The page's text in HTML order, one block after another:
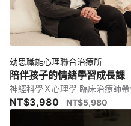
幼思職能心理聯合治療所
陪伴孩子的情緒學習成長課
神經科學Ｘ心理學 臨床治療師
NT$3,980 NT$5,980